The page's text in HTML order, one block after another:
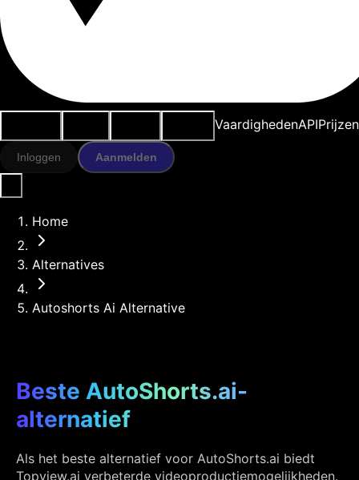
VaardighedenAPIPrijzen
Inloggen Aanmelden
Home
Alternatives
Autoshorts Ai Alternative
Beste AutoShorts.ai-
alternatief
Als het beste alternatief voor AutoShorts.ai biedt
Topview.ai verbeterde videoproductiemogelijkheden.